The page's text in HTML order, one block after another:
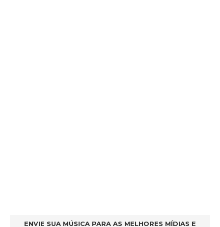
ENVIE SUA MÚSICA PARA AS MELHORES MÍDIAS E